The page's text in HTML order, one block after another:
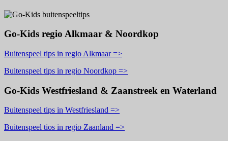
Go-Kids regio Alkmaar & Noordkop
Buitenspeel tips in regio Alkmaar =>
Buitenspeel tips in regio Noordkop =>
Go-Kids Westfriesland & Zaanstreek en Waterland
Buitenspeel tips in Westfriesland =>
Buitenspeel tios in regio Zaanland =>